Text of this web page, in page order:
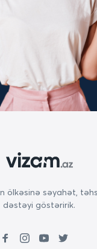
ölkəsinə səyahət,
dəstəyi göstəririk.